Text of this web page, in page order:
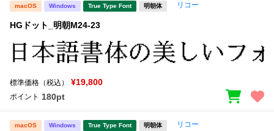
macOS Windows True Type Font 明朝体 リコー
HGドット_明朝M24-23
標準価格（税込） ¥19,800
ポイント 180pt
macOS Windows True Type Font 明朝体 リコー